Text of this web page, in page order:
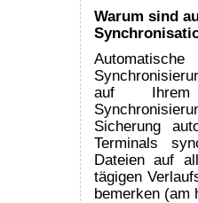
Warum sind
auf Ihrem
Sicherung
Terminals
Dateien auf
tägigen
bemerken (am